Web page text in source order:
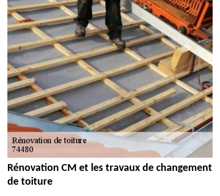
Rénovation CM et les travaux de changement
de toiture